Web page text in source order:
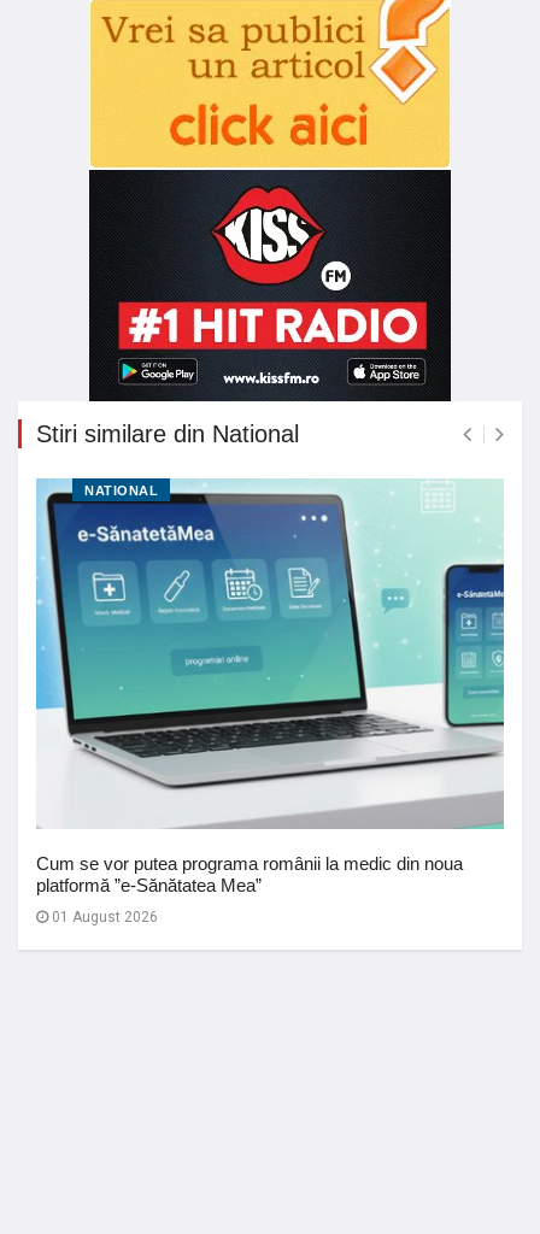
Stiri similare din National
NATIONAL
Cum se vor putea programa românii la medic din noua
platformă ”e-Sănătatea Mea”
01 August 2026